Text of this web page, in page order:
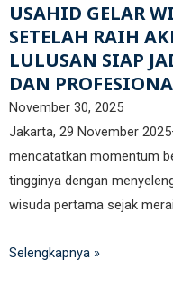
Bagan & Struktur
Pimpinan Universitas
Manajemen
BPMPP Usahid
Fakultas Ekonomi
Manajemen
Akuntansi
Fakultas Hukum
Ilmu Hukum
Fakultas Ilmu
D-III Broadcasting
Ilmu Komunikasi
Fakultas Teknik
Teknik Industri
Teknik Lingkungan
Teknologi Pangan
Pendaftaran
Penelitian &
Berita Usahid
SIAKAD
CETAK KTM
USAHID GELAR
SETELAH RAIH
LULUSAN SIAP
DAN
November 30, 2025
Jakarta, 29 November
mencatatkan momentum
tingginya dengan
wisuda pertama sejak
Selengkapnya »